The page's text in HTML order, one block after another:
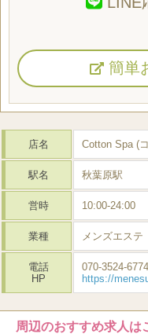
簡単
店名 Cotton Spa (
駅名 秋葉原駅
営時 10:00-24:00
業種 メンズエステ
電話
HP
070-3524-6774
https://
周辺のおすすめ求人は